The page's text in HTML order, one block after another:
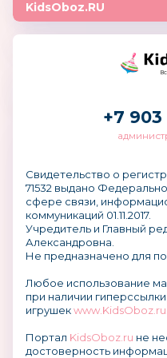
KidsOboz.RU
+7
Свидетельство о
71532 выдано
сфере связи,
коммуникаций 01.11.2017.
Учредитель и Главный
Александровна.
Не предназначено для
Любое использование
при наличии
игрушекwww.KidsOboz.ru
Портал KidsOboz.ru не
достоверность